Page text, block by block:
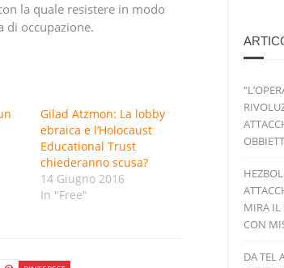
la quale resistere in modo
di occupazione.
Gilad Atzmon: La lobby
ebraica e l’Holocaust
Educational Trust
chiederanno scusa?
14 Giugno 2016
In "Free"
MIRA IL
CON
DA TEL